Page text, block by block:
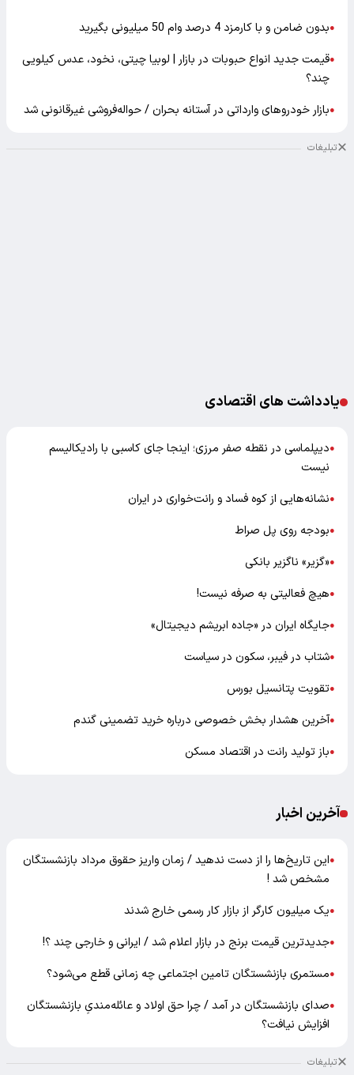
●بدون ضامن و با کارمزد 4 درصد وام 50 میلیونی بگیرید
●قیمت جدید انواع حبوبات در بازار | لوبیا چیتی، نخود، عدس کیلویی
چند؟
●بازار خودرو‌های وارداتی در آستانه بحران / حواله‌فروشی غیرقانونی شد
تبلیغات
یادداشت های اقتصادی
●دیپلماسی در نقطه صفر مرزی؛ اینجا جای کاسبی با رادیکالیسم
نیست
●نشانه‌هایی از کوه فساد و رانت‌خواری در ایران
●بودجه روی پل صراط
●«گزیر» ناگزیر بانکی
●هیچ فعالیتی به صرفه نیست!
●جایگاه ایران در «جاده ابریشم دیجیتال»
●شتاب در فیبر، سکون در سیاست
●تقویت پتانسیل بورس
●آخرین هشدار بخش خصوصی درباره خرید تضمینی گندم
●باز تولید رانت در اقتصاد مسکن
آخرین اخبار
●این تاریخ‌ها را از دست ندهید / زمان واریز حقوق مرداد بازنشستگان
مشخص شد !
●یک میلیون کارگر از بازار کار رسمی خارج شدند
●جدیدترین قیمت برنج در بازار اعلام شد / ایرانی و خارجی چند ؟!
●مستمری بازنشستگان تامین اجتماعی چه زمانی قطع می‌شود؟
●صدای بازنشستگان در آمد / چرا حق اولاد و عائله‌مندیِ بازنشستگان
افزایش نیافت؟
تبلیغات